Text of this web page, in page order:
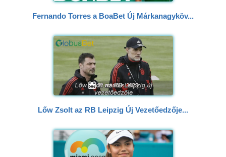
Fernando Torres a BoaBet Új Márkanagyköv...
31 március 2025
Lőw Zsolt az RB Leipzig Új Vezetőedzője...